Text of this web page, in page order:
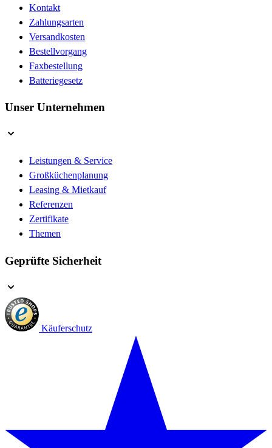
Kontakt
Zahlungsarten
Versandkosten
Bestellvorgang
Faxbestellung
Batteriegesetz
Unser Unternehmen
Leistungen & Service
Großküchenplanung
Leasing & Mietkauf
Referenzen
Zertifikate
Themen
Geprüfte Sicherheit
Käuferschutz